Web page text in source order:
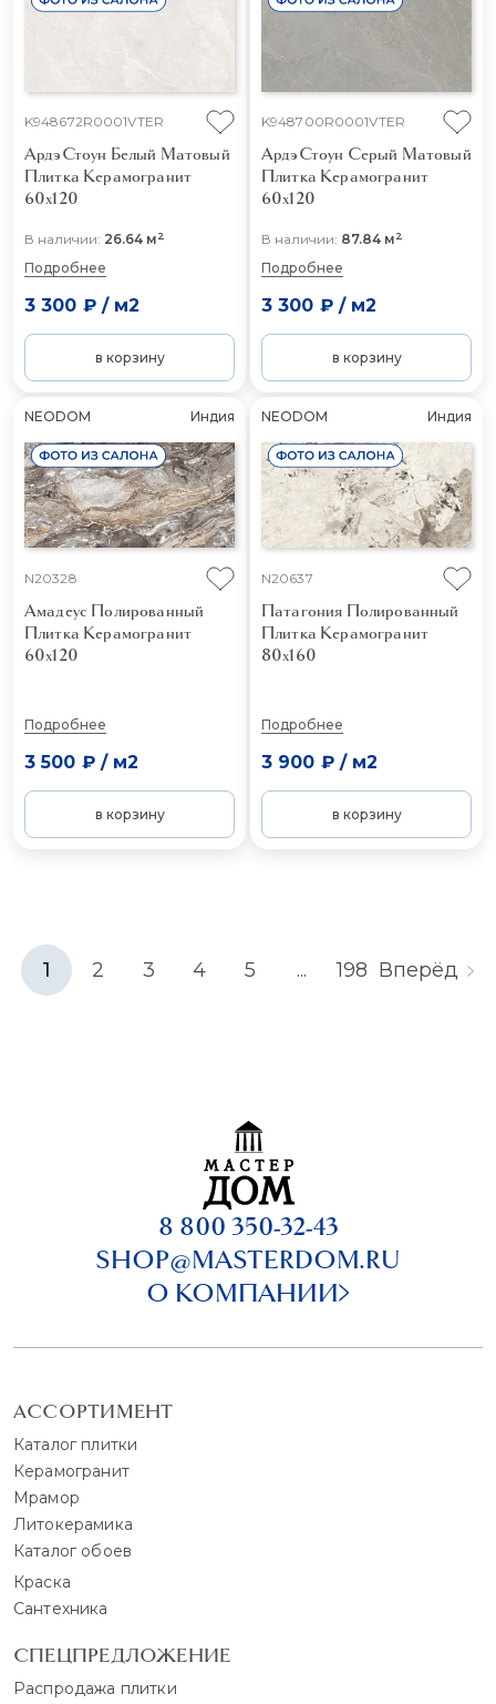
K948672R0001VTER
АрдэСтоун Белый Матовый
Плитка Керамогранит
60x120
В наличии: 26.64 м2
Подробнее
3 300 ₽/ м2
в корзину
K948700R0001VTER
АрдэСтоун Серый Матовый
Плитка Керамогранит
60x120
В наличии: 87.84 м2
Подробнее
3 300 ₽/ м2
в корзину
NEODOM Индия
N20328
Амадеус Полированный
Плитка Керамогранит
60x120
Подробнее
3 500 ₽/ м2
в корзину
NEODOM Индия
N20637
Патагония Полированный
Плитка Керамогранит
80x160
Подробнее
3 900 ₽/ м2
в корзину
1 2 3 4 5 ... 198 Вперёд
8 800 350-32-43
SHOP@MASTERDOM.RU
О КОМПАНИИ
АССОРТИМЕНТ
Каталог плитки
Керамогранит
Мрамор
Литокерамика
Каталог обоев
Краска
Сантехника
СПЕЦПРЕДЛОЖЕНИЕ
Распродажа плитки